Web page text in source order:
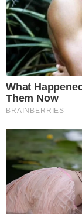
What
Them Now
BRAINBERRIES